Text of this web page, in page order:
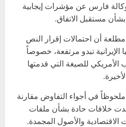
فارس عن مؤشرات إيجابية
مستقبل الاتفاق.
أن احتمالات إقرار النص
الإيرانية تبدو مرتفعة، خصوصاً
الأمريكي للصيغة التي قدمتها
في أجواء التفاوض مقارنة
خلافات حادة بشأن ملفات
الاقتصادية والأصول المجمدة.